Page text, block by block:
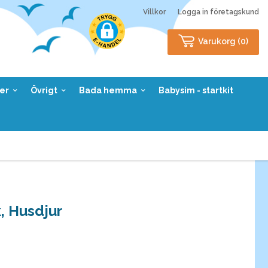
Villkor Logga in företagskund
Varukorg (0)
Övrigt Bada hemma Babysim - startkit
Husdjur